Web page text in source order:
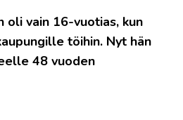
oli vain 16-vuotias, kun
töihin. Nyt hän
48 vuoden